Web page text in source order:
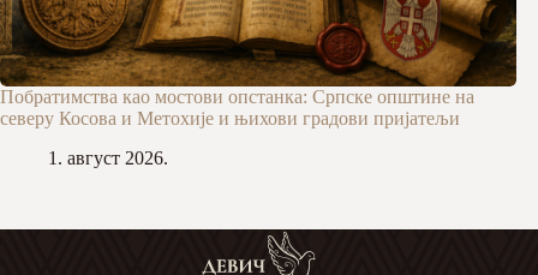
Побратимства као мостови опстанка: Српске општине на
северу Косова и Метохије и њихови градови пријатељи
1. август 2026.